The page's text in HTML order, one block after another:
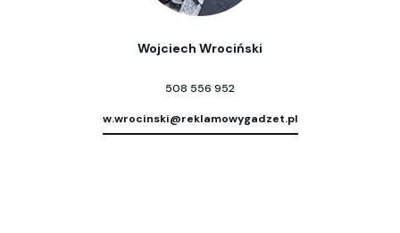
Wojciech Wrociński
508 556 952
w.wrocinski@reklamowygadzet.pl